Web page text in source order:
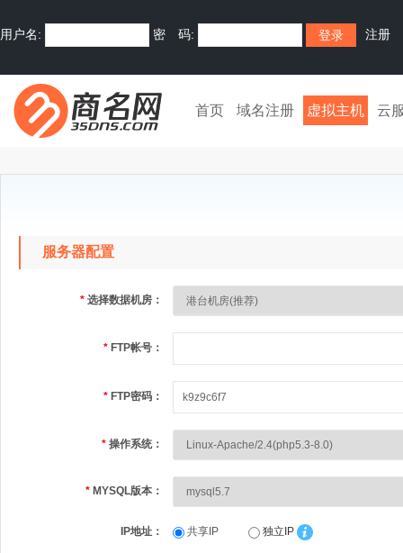
用户名: 密 码: 注册
首页 域名注册 虚拟主机 云
服务器配置
* 选择数据机房：
* FTP帐号：
* FTP密码：
* 操作系统：
* MYSQL版本：
IP地址： 共享IP 独立IP